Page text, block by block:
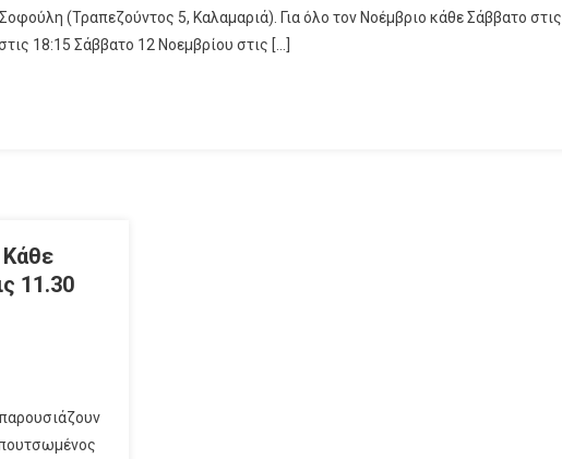
(Τραπεζούντος 5, Καλαμαριά). Για όλο τον Νοέμβριο κάθε Σάββατο στις
18:15 Σάββατο 12 Νοεμβρίου στις […]
11.30